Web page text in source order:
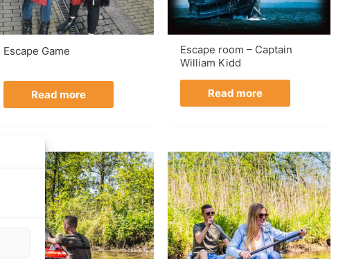
Escape Game
Read more
Escape room – Captain
William Kidd
Read more